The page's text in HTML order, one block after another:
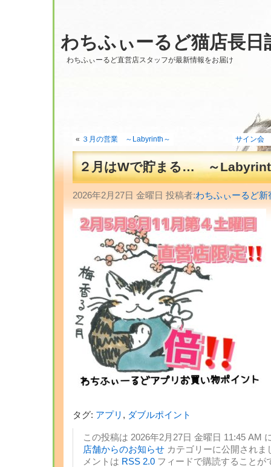
わちふぃーるど猫店長日
わちふぃーるど直営店スタッフが最新情報をお届け
« ３月の営業 ～Labyrinth～ サイン会
２月はWで貯まる… ～
2026年2月27日 金曜日 投稿者:わちふぃーるど
タグ: アプリ , ダブルポイント
この投稿は 2026年2月27日 金曜日 11:45 AM
店舗からのお知らせカテゴリーに公開されま
メントは RSS 2.0 フィードで購読することが